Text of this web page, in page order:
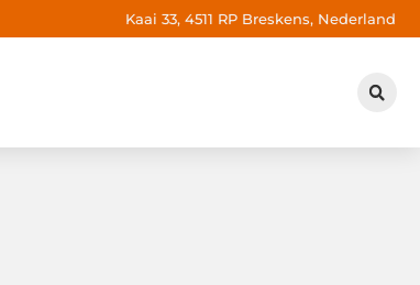
Kaai 33, 4511 RP Breskens, Nederland